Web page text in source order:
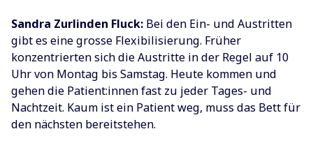
Sandra Zurlinden Fluck: Bei den Ein- und Austritten
gibt es eine grosse Flexibilisierung. Früher
konzentrierten sich die Austritte in der Regel auf 10
Uhr von Montag bis Samstag. Heute kommen und
gehen die Patient:innen fast zu jeder Tages- und
Nachtzeit. Kaum ist ein Patient weg, muss das Bett für
den nächsten bereitstehen.